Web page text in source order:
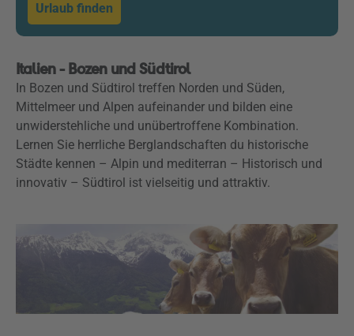
Urlaub finden
Italien - Bozen und Südtirol
In Bozen und Südtirol treffen Norden und Süden,
Mittelmeer und Alpen aufeinander und bilden eine
unwiderstehliche und unübertroffene Kombination.
Lernen Sie herrliche Berglandschaften du historische
Städte kennen – Alpin und mediterran – Historisch und
innovativ – Südtirol ist vielseitig und attraktiv.